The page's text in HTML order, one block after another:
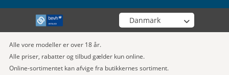
Vælg din butik
Alle vore modeller er over 18 år.
Alle priser, rabatter og tilbud gælder kun online.
Online-sortimentet kan afvige fra butikkernes sortiment.